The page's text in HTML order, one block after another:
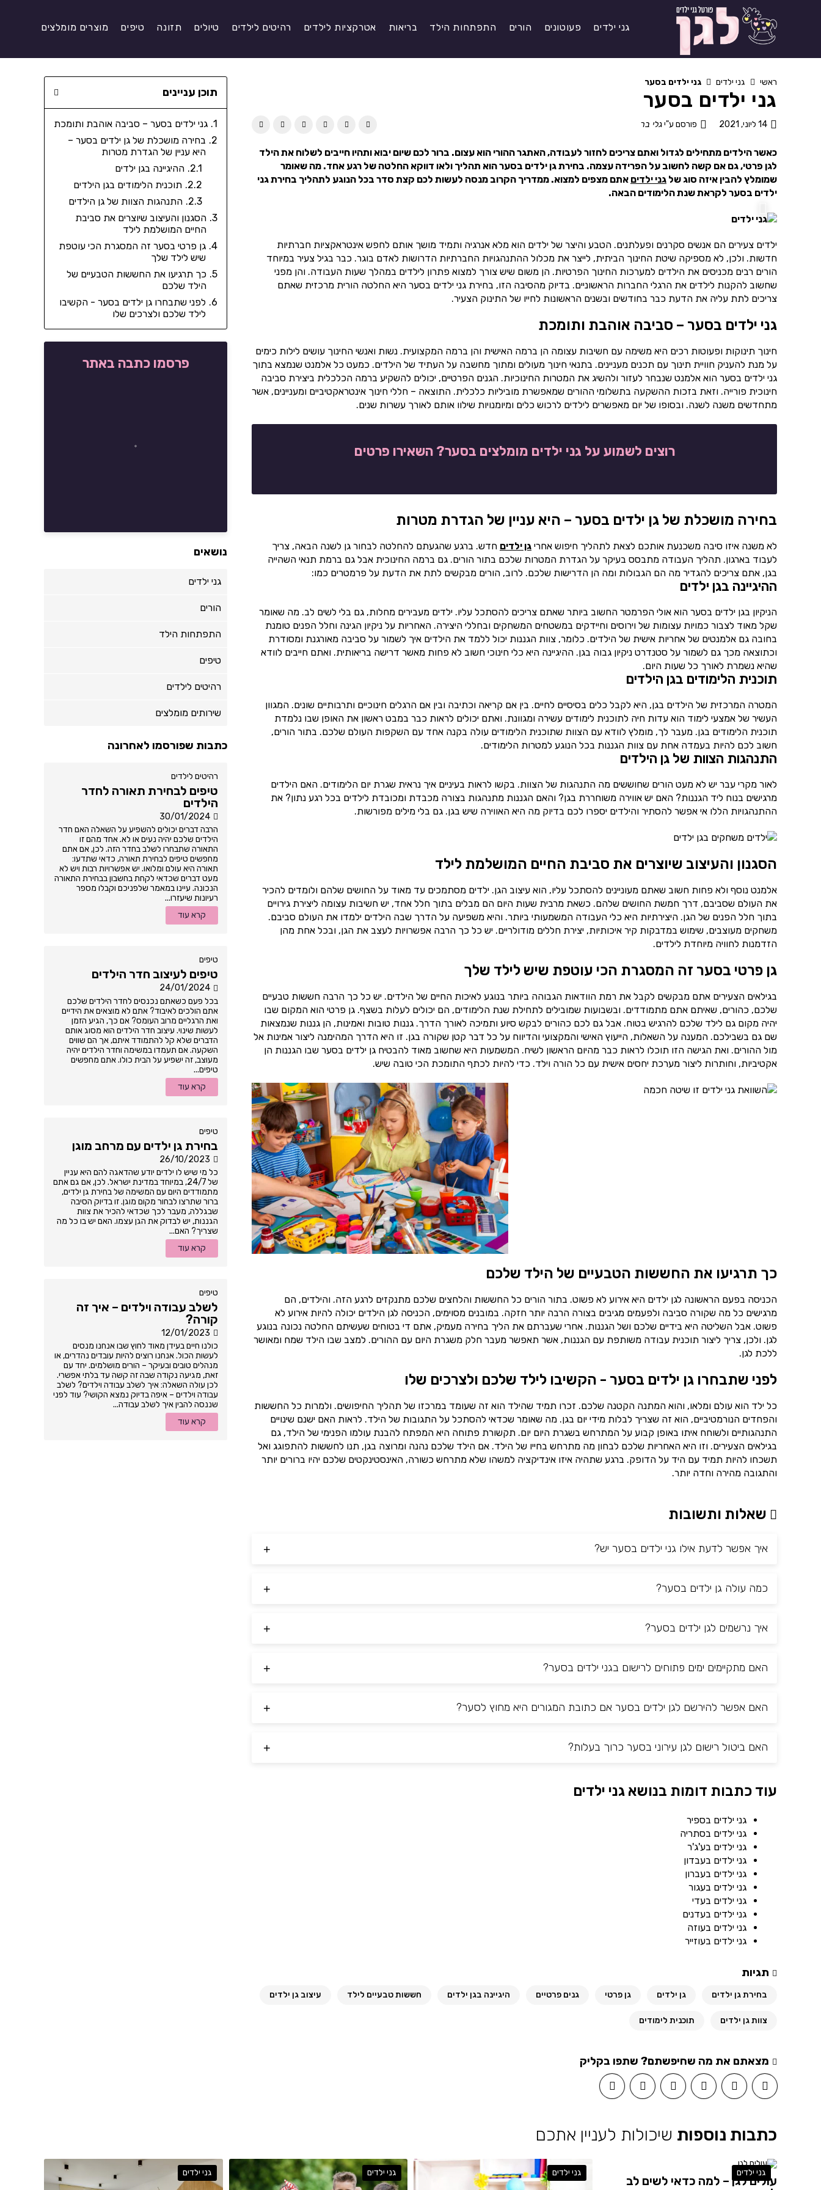
גני ילדים פעוטונים הורים התפתחות הילד בריאות אטרקציות לילדים רהיטים לילדים טיולים תזונה טיפים מוצרים מומלצים
ראשי גני ילדים גני ילדים בסער
גני ילדים בסער
14 ליוני, 2021 פורסם ע"יגלי בר
כאשר הילדים מתחילים לגדול ואתם צריכים לחזור לעבודה, האתגר ההורי הוא עצום. ברור לכם שיום יבוא ותהיו חייבים לשלוח את הילד
לגן פרטי, גם אם קשה לחשוב על הפרידה עצמה. בחירת גן ילדים בסער הוא תהליך ולאו דווקא החלטה של רגע אחד. מה שאומר
שמומלץ להבין איזה סוג של גני ילדים אתם מצפים למצוא. ממדריך הקרוב מנסה לעשות לכם קצת סדר בכל הנוגע לתהליך בחירת גני
ילדים בסער לקראת שנת הלימודים הבאה.
ילדים צעירים הם אנשים סקרנים ופעלתנים. הטבע והיצר של ילדים הוא מלא אנרגיה ותמיד מושך אותם לחפש אינטראקציות חברתיות
חדשות. ולכן, לא מספיקה שיטת החינוך הביתית, לייצר את מכלול ההתנהגויות החברתיות הדרושות לאדם בוגר. כבר בגיל צעיר במיוחד
הורים רבים מכניסים את הילדים למערכות החינוך הפרטיות. הן משום שיש צורך למצוא פתרון לילדים במהלך שעות העבודה. והן מפני
שחשוב להקנות לילדים את הרגלי החברות הראשוניים. בדיוק מהסיבה הזו, בחירת גני ילדים בסער היא החלטה הורית מרכזית שאתם
צריכים לתת עליה את הדעת כבר בחודשים ובשנים הראשונות לחייו של התינוק הצעיר.
גני ילדים בסער – סביבה אוהבת ותומכת
חינוך תינוקות ופעוטות רכים היא משימה עם חשיבות עצומה הן ברמה האישית והן ברמה המקצועית. נשות ואנשי החינוך עושים לילות כימים
על מנת להעניק חוויית תינוך עם תכנים מעניינים. בתנאי חינוך מעולים ומתוך מחשבה על העתיד של הילדים. כמעט כל אלמנט שנמצא בתוך
גני ילדים בסער הוא אלמנט שנבחר לעזור ולהשיג את המטרות החינוכיות. הגנים הפרטיים, יכולים להשקיע ברמה הכלכלית ביצירת סביבה
חינוכית פורייה. וזאת בזכות ההשקעה בתשלומי ההורים שמאפשרת מוביליות כלכלית. התוצאה – חללי חינוך אינטראקטיביים ומעניינים, אשר
מתחדשים משנה לשנה. ובסופו של יום מאפשרים לילדים לרכוש כלים ומיומנויות שילוו אותם לאורך עשרות שנים.
רוצים לשמוע על גני ילדים מומלצים בסער? השאירו פרטים
בחירה מושכלת של גן ילדים בסער – היא עניין של הגדרת מטרות
לא משנה איזו סיבה משכנעת אותכם לצאת לתהליך חיפוש אחרי גן ילדים חדש. ברגע שהגעתם להחלטה לבחור גן לשנה הבאה, צריך
לעבוד בארגון. תהליך העבודה מתבסס בעיקר על הגדרת המטרות שלכם בתור הורים. גם ברמה החינוכית אבל גם ברמת תנאי השהייה
בגן, אתם צריכים להגדיר מה הם הגבולות ומה הן הדרישות שלכם. לרוב, הורים מבקשים לתת את הדעת על פרמטרים כמו:
ההיגיינה בגן ילדים
הניקיון בגן ילדים בסער הוא אולי הפרמטר החשוב ביותר שאתם צריכים להסתכל עליו. ילדים מעבירים מחלות, גם בלי לשים לב. מה שאומר
שקל מאוד לצבור כמויות עצומות של וירוסים וחיידקים במשטחים המשחקים ובחללי היצירה. האחריות על ניקיון הגינה וחלל הפנים טומנת
בחובה גם אלמנטים של אחריות אישית של הילדים. כלומר, צוות הגננות יכול ללמד את הילדים איך לשמור על סביבה מאורגנת ומסודרת
וכתוצאה מכך גם לשמור על סטנדרט ניקיון גבוה בגן. ההיגיינה היא כלי חינוכי חשוב לא פחות מאשר דרישה בריאותית. ואתם חייבים לוודא
שהיא נשמרת לאורך כל שעות היום.
תוכנית הלימודים בגן הילדים
המטרה המרכזית של הילדים בגן, היא לקבל כלים בסיסיים לחיים. בין אם קריאה וכתיבה ובין אם הרגלים חינוכיים ותרבותיים שונים. המגוון
העשיר של אמצעי לימוד הוא עדות חיה לתוכנית לימודים עשירה ומגוונת. ואתם יכולים לראות כבר במבט ראשון את האופן שבו נלמדת
תוכנית הלימודים בגן. מעבר לך, מומלץ לוודא עם הצוות שתוכנית הלימודים עולה בקנה אחד עם השקפות העולם שלכם. בתור הורים,
חשוב לכם להיות בעמדה אחת עם צוות הגננות בכל הנוגע למטרות הלימודים.
התנהגות הצוות של גן הילדים
לאור מקרי עבר יש לא מעט הורים שחוששים מה התנהגות של הצוות. בקשו לראות בעיניים איך נראית שגרת יום הלימודים. האם הילדים
מרגישים בנוח ליד הגננות? האם יש אווירה משוחררת בגן? והאם הגננות מתנהגות בצורה מכבדת ומכובדת לילדים בכל רגע נתון? את
ההתנהגויות הללו אי אפשר להסתיר והילדים יספרו לכם בדיוק מה היא האווירה שיש בגן. גם בלי מילים מפורשות.
הסגנון והעיצוב שיוצרים את סביבת החיים המושלמת לילד
אלמנט נוסף ולא פחות חשוב שאתם מעוניינים להסתכל עליו, הוא עיצוב הגן. ילדים מסתמכים עד מאוד על החושים שלהם ולומדים להכיר
את העולם שסביבם, דרך חמשת החושים שלהם. כשאת מרבית שעות היום הם מבלים בתוך חלל אחד, יש חשיבות עצומה ליצירת גירויים
בתוך חלל הפנים של הגן. היצירתיות היא כלי העבודה המשמעותי ביותר. והיא משפיעה על הדרך שבה הילדים ילמדו את העולם סביבם.
משחקים מעוצבים, שימוש במדבקות קיר איכותיות, יצירת חללים מודולריים. יש כל כך הרבה אפשרויות לעצב את הגן, ובכל אחת מהן
הזדמנות לחוויה מיוחדת לילדים.
גן פרטי בסער זה המסגרת הכי עוטפת שיש לילד שלך
בגילאים הצעירים אתם מבקשים לקבל את רמת הוודאות הגבוהה ביותר בנוגע לאיכות החיים של הילדים. יש כל כך הרבה חששות טבעיים
שלכם, כהורים, שאיתם אתם מתמודדים. ובשבועות שמובילים לתחילת שנת הלימודים, הם יכולים לעלות בשצף. גן פרטי הוא המקום שבו
יהיה מקום גם לילד שלכם להרגיש בטוח. אבל גם לכם כהורים לבקש סיוע ותמיכה לאורך הדרך. גננות טובות ואמינות, הן גננות שנמצאות
שם גם בשבילכם. המענה על השאלות, הייעוץ האישי והמקצועי והדיווח על כל דבר קטן שקורה בגן. זו היא הדרך המהימנה ליצור אמינות אל
מול ההורים. ואת הגישה הזו תוכלו לראות כבר מהיום הראשון לשיח. המשמעות היא שחשוב מאוד להבטיח גן ילדים בסער שבו הגננות הן
אקטיביות, וחותרות ליצור מערכת יחסים אישית עם כל הורה וילד. כדי להיות לכתף התומכת הכי טובה שיש.
כך תרגיעו את החששות הטבעיים של הילד שלכם
הכניסה בפעם הראשונה לגן ילדים היא אירוע לא פשוט. בתור הורים כל החששות והלחצים שלכם מתנקזים לרגע הזה. והילדים, הם
מרגישים כל מה שקורה סביבה ולפעמים מגיבים בצורה הרבה יותר חזקה. במובנים מסוימים, הכניסה לגן הילדים יכולה להיות אירוע לא
פשוט. אבל השליטה היא בידיים שלכם ושל הגננות. אחרי שעברתם את הליך בחירה מעמיק, אתם די בטוחים שעשיתם החלטה נכונה בנוגע
לגן. ולכן, צריך ליצור תוכנית עבודה משותפת עם הגננות, אשר תאפשר מעבר חלק משגרת היום עם ההורים. למצב שבו הילד שמח ומאושר
ללכת לגן.
לפני שתבחרו גן ילדים בסער - הקשיבו לילד שלכם ולצרכים שלו
כל ילד הוא עולם ומלאו, והוא המתנה הקטנה שלכם. זכרו תמיד שהילד הוא זה שעומד במרכזו של תהליך החיפושים. ולמרות כל החששות
והפחדים הנורמטיביים, הוא זה שצריך לבלות מידי יום בגן. מה שאומר שכדאי להסתכל על התגובות של הילד. לראות האם ישנם שינויים
התנהגותיים ולשוחח איתו באופן קבוע על המתרחש בשגרת היום יום. תקשורת פתוחה היא המפתח להבנת עולמו הפנימי של הילד, גם
בגילאים הצעירים. וזו היא האחריות שלכם לבחון מה מתרחש בחייו של הילד. אם הילד שלכם נהנה ומרוצה בגן, תנו לחששות להתפוגג ואל
תשכחו להיות תמיד עם היד על הדופק. ברגע שתהיה איזו אינדיקציה למשהו שלא מתרחש כשורה, האינסטינקטים שלכם יהיו ברורים יותר
והתגובה מהירה וחדה יותר.
שאלות ותשובות
איך אפשר לדעת אילו גני ילדים בסער יש?
כמה עולה גן ילדים בסער?
איך נרשמים לגן ילדים בסער?
האם מתקיימים ימים פתוחים לרישום בגני ילדים בסער?
האם אפשר להירשם לגן ילדים בסער אם כתובת המגורים היא מחוץ לסער?
האם ביטול רישום לגן עירוני בסער כרוך בעלות?
עוד כתבות דומות בנושא גני ילדים
גני ילדים בספיר
גני ילדים בסתריה
גני ילדים בע'ג'ר
גני ילדים בעבדון
גני ילדים בעברון
גני ילדים בעגור
גני ילדים בעדי
גני ילדים בעדנים
גני ילדים בעוזה
גני ילדים בעוזייר
תגיות
בחירת גן ילדים גן ילדים גן פרטי גנים פרטיים היגיינה בגן ילדים חששות טבעיים לילד עיצוב גן ילדים
צוות גן ילדים תוכנית לימודים
מצאתם את מה שחיפשתם? שתפו בקליק
תוכן עניינים
גני ילדים בסער – סביבה אוהבת ותומכת
בחירה מושכלת של גן ילדים בסער –
היא עניין של הגדרת מטרות
ההיגיינה בגן ילדים
תוכנית הלימודים בגן הילדים
התנהגות הצוות של גן הילדים
הסגנון והעיצוב שיוצרים את סביבת
החיים המושלמת לילד
גן פרטי בסער זה המסגרת הכי עוטפת
שיש לילד שלך
כך תרגיעו את החששות הטבעיים של
הילד שלכם
לפני שתבחרו גן ילדים בסער - הקשיבו
לילד שלכם ולצרכים שלו
פרסמו כתבה באתר
נושאים
גני ילדים
הורים
התפתחות הילד
טיפים
רהיטים לילדים
שירותים מומלצים
כתבות שפורסמו לאחרונה
רהיטים לילדים
טיפים לבחירת תאורה לחדר
הילדים
30/01/2024
הרבה דברים יכולים להשפיע על השאלה האם חדר
הילדים שלכם יהיה נעים או לא. אחד מהם זו
התאורה שתבחרו לשלב בחדר הזה. לכן, אם אתם
מחפשים טיפים לבחירת תאורה, כדאי שתדעו:
תאורה היא עולם ומלואו. יש אפשרויות רבות ויש לא
מעט דברים שכדאי לקחת בחשבון בבחירת התאורה
הנכונה. עיינו במאמר שלפניכם וקבלו מספר
רעיונות שיעזרו...
קרא עוד
טיפים
טיפים לעיצוב חדר הילדים
24/01/2024
בכל פעם כשאתם נכנסים לחדר הילדים שלכם
אתם הולכים לאיבוד? אתם לא מוצאים את הידיים
ואת הרגליים מרוב העומס? אם כך, הגיע הזמן
לעשות שינוי. עיצוב חדר הילדים הוא מסוג אותם
הדברים שלא קל להתמודד איתם, אך הם שווים
השקעה. אם תעמדו במשימה וחדר הילדים יהיה
מעוצב, זה ישפיע על הבית כולו. אתם מחפשים
טיפים...
קרא עוד
טיפים
בחירת גן ילדים עם מרחב מוגן
26/10/2023
כל מי שיש לו ילדים יודע שהדאגה להם היא עניין
של 24/7, במיוחד במדינת ישראל. לכן, אם גם אתם
מתמודדים היום עם המשימה של בחירת גן ילדים,
ברור שתרצו לבחור מקום מוגן. זו בדיוק הסיבה
שבגללה, מעבר לכך שכדאי להכיר את צוות
הגננות, יש לבדוק את הגן עצמו. האם יש בו כל מה
שצריך? האם...
קרא עוד
טיפים
לשלב עבודה וילדים – איך זה
קורה?
12/01/2023
כולנו חיים בעידן מאוד לחוץ שבו אנחנו מנסים
לעשות הכול. אנחנו רוצים להיות עובדים נהדרים, או
מנהלים טובים ובעיקר – הורים מושלמים. יחד עם
זאת, מגיעה נקודה שבה זה קשה עד בלתי אפשרי.
לכן עולה השאלה: איך לשלב עבודה וילדים? לשלב
עבודה וילדים – איפה בדיוק נמצא הקושי? עוד לפני
שננסה להבין איך לשלב עבודה...
קרא עוד
כתבות נוספות שיכולות לעניין אתכם
גני ילדים
עולים לגן – למה כדאי לשים לב
גני ילדים גני ילדים גני ילדים